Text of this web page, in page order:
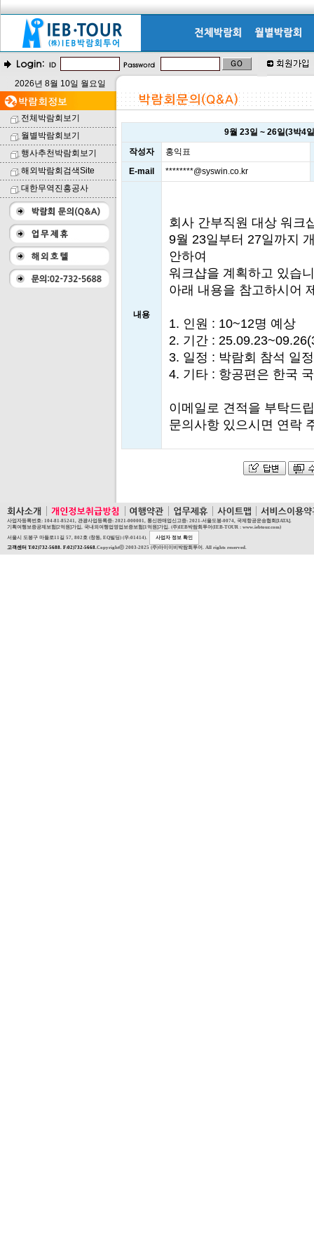
2026년 8월 10일 월요일
전체박람회보기
월별박람회보기
행사추천박람회보기
해외박람회검색Site
대한무역진흥공사
9월 23일 ~ 26일(3박4
작성자
홍익표
E-mail
********@syswin.co.kr
내용
회사 간부직원 대상 워크
9월 23일부터 27일까지
안하여
워크샵을 계획하고 있습
아래 내용을 참고하시어
1. 인원 : 10~12명 예상
2. 기간 :
3. 일정 : 박람회 참석 일
4. 기타 : 항공편은 한국
이메일로 견적을 부탁드
문의사항 있으시면 연락
사업자등록번호: 104-81-85241, 관광사업등록증: 2021-000001, 통신판매업신고증: 2021-서울도봉-0074, 국제항공운송협회[IATA].
기획여행보증공제보험[2억원]가입, 국내외여행업영업보증보험[1억원]가입. (주)IEB박람회투어(IEB-TOUR : www.iebtour.com)
서울시 도봉구 마들로11길 57, 802호 (창동, EQ빌딩) (우:01414).
사업자 정보 확인
고객센터 T:02)732-5688. F:02)732-5668.Copyrightⓒ 2003-2025 (주)아이이비박람회투어. All rights reserved.